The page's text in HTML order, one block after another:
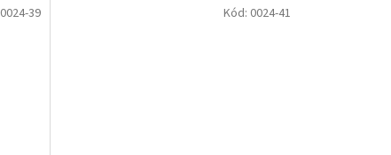
0024-39 Kód: 0024-41